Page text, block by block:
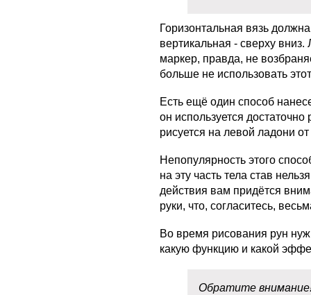
Горизонтальная вязь
вертикальная - сверху
маркер, правда, не
больше не использовать
Есть ещё один способ
он используется
рисуется на левой ладони
Непопулярность этого
на эту часть тела став
действия вам придётся
руки, что, согласитесь,
Во время рисования рун
какую функцию и какой
Обратите